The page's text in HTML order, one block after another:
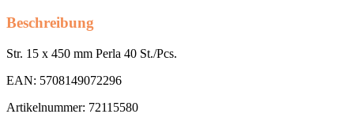
Beschreibung
Str. 15 x 450 mm Perla 40 St./Pcs.
EAN: 5708149072296
Artikelnummer: 72115580